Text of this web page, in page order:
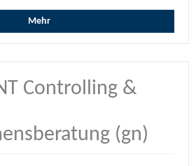
Mehr
Controlling &
(gn)